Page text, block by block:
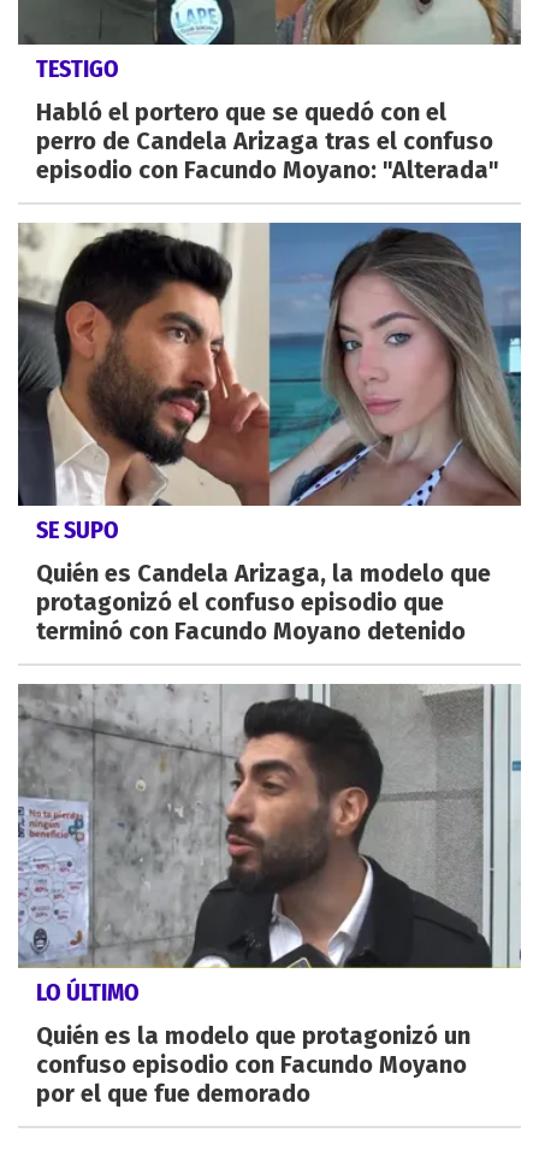
TESTIGO
Habló el portero que se quedó con el
perro de Candela Arizaga tras el confuso
episodio con Facundo Moyano: "Alterada"
SE SUPO
Quién es Candela Arizaga, la modelo que
protagonizó el confuso episodio que
terminó con Facundo Moyano detenido
LO ÚLTIMO
Quién es la modelo que protagonizó un
confuso episodio con Facundo Moyano
por el que fue demorado